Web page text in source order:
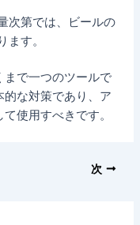
次第では、ビールの
ます。
まで一つのツールで
な対策であり、ア
使用すべきです。
次